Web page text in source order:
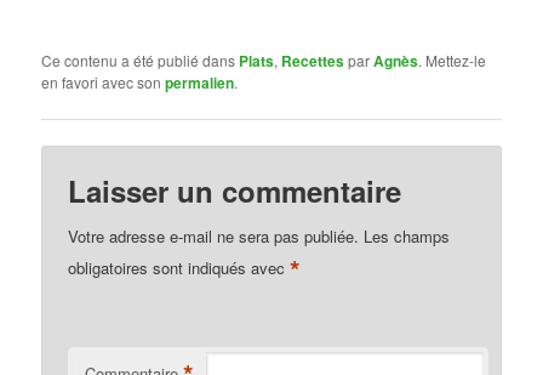
Ce contenu a été publié dans Plats, RecettesparAgnès. Mettez-le
en favori avec sonpermalien.
Laisser un commentaire
Votre adresse e-mail ne sera pas publiée. Les champs
obligatoires sont indiqués avec*